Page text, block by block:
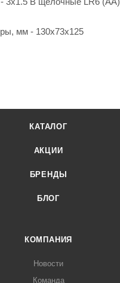
мм - 130х73х125
КАТАЛОГ
АКЦИИ
БРЕНДЫ
БЛОГ
КОМПАНИЯ
Новости
Команда